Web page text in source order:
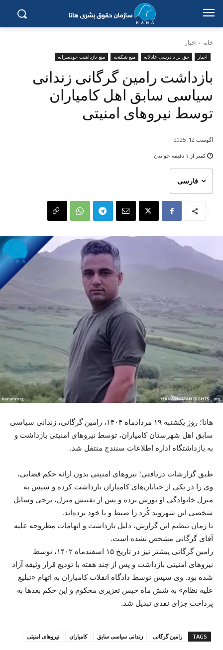
خانه اخبار
اخبار حق بر دادرسی عادلانه منع شکنجه منع بازداشت خودسرانه
بازداشت رامین گرگانی زندانی
سیاسی سابق اهل کامیاران
توسط نیروهای امنیتی
فارسی
کمتر از ۱ دقیقه خواندن
آگوست 12, 2025
هانا؛ روز یکشنبه ۱۹ مردادماه ۱۴۰۴، رامین گرگانی، زندانی سیاسی
سابق اهل شهرستان کامیاران، توسط نیروهای امنیتی بازداشت و
به بازداشتگاه اداره اطلاعات سنندج منتقل شد.
طبق گزارشات دریافتی؛ نیروهای امنیتی بدون ارائه حکم قضایی،
وی را در یکی از خیابان‌های کامیاران بازداشت کرده و سپس به
منزل خانوادگی او یورش برده و پس از تفتیش منزل، برخی وسایل
شخصی این شهروند کُرد را ضبط و با خود برده‌اند.
تا زمان تنظیم این گزارش، دلیل بازداشت و اتهامات مطروحه علیه
آقای گرگانی مشخص نشده است.
رامین گرگانی پیشتر نیز در تاریخ ۱۵ اسفندماه ۱۴۰۲، توسط
نیروهای امنیتی بازداشت و پس از چند هفته با تودیع قرار وثیقه آزاد
شده بود. وی سپس توسط دادگاه انقلاب کامیاران به اتهام «تبلیغ
علیه نظام» به شش ماه حبس تعزیری محکوم و این حکم بعدها به
پرداخت جزای نقدی تبدیل شد.
TAGS رامین گرگانی زندانی سیاسی سابق کامیاران نیروهای امنیتی